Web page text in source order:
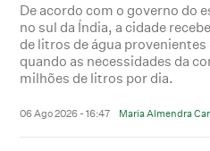
De acordo com o governo do
no sul da Índia, a cidade
de litros de água
quando as necessidades da
milhões de litros por dia.
06 Ago 2026 - 16:47 Maria Almendra